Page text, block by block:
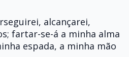
alcançarei,
fartar-se-á a minha alma
espada, a minha mão